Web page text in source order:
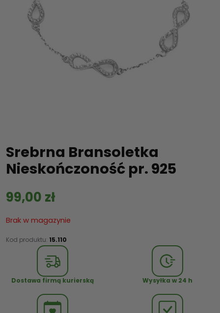
Srebrna Bransoletka
Nieskończoność pr. 925
99,00 zł
Brak w magazynie
Kod produktu: 15.110
Dostawa firmą kurierską Wysyłka w 24 h